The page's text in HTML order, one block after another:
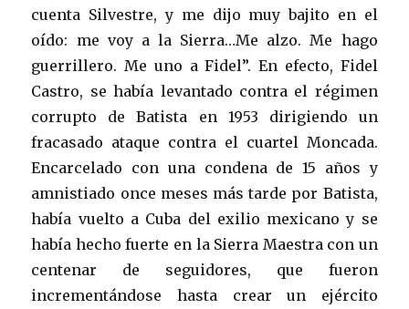
cuenta Silvestre, y me dijo muy bajito en el
oído: me voy a la Sierra…Me alzo. Me hago
guerrillero. Me uno a Fidel”. En efecto, Fidel
Castro, se había levantado contra el régimen
corrupto de Batista en 1953 dirigiendo un
fracasado ataque contra el cuartel Moncada.
Encarcelado con una condena de 15 años y
amnistiado once meses más tarde por Batista,
había vuelto a Cuba del exilio mexicano y se
había hecho fuerte en la Sierra Maestra con un
centenar de seguidores, que fueron
incrementándose hasta crear un ejército